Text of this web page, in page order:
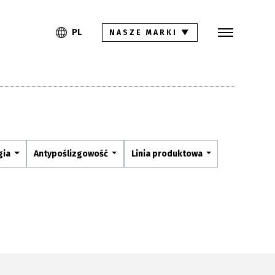
PL
PL NASZE MARKI ▼
Antypoślizgowość Linia produktowa
Inspiracje
Pliki do pobrania
Strefa architekta